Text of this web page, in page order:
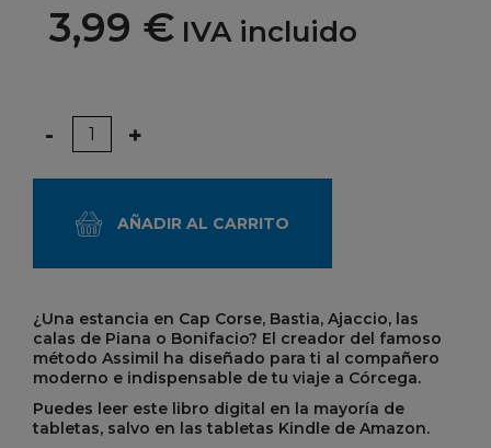
3,99 € IVA incluido
Cantidad
- +
AÑADIR AL CARRITO
¿Una estancia en Cap Corse, Bastia, Ajaccio, las
calas de Piana o Bonifacio? El creador del famoso
método Assimil ha diseñado para ti al compañero
moderno e indispensable de tu viaje a Córcega.
Puedes leer este libro digital en la mayoría de
tabletas, salvo en las tabletas Kindle de Amazon.